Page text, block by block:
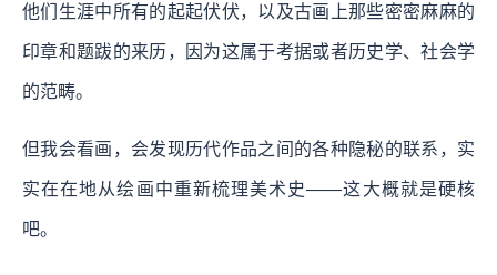
他们生涯中所有的起起伏伏，以及古画上那些密密麻麻的
印章和题跋的来历，因为这属于考据或者历史学、社会学
的范畴。
但我会看画，会发现历代作品之间的各种隐秘的联系，实
实在在地从绘画中重新梳理美术史——这大概就是硬核
吧。